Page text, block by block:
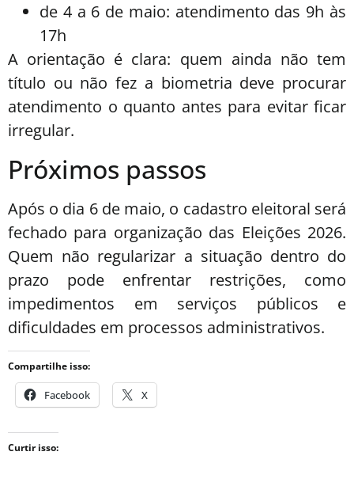
de 4 a 6 de maio: atendimento das 9h às
17h
A orientação é clara: quem ainda não tem
título ou não fez a biometria deve procurar
atendimento o quanto antes para evitar ficar
irregular.
Próximos passos
Após o dia 6 de maio, o cadastro eleitoral será
fechado para organização das Eleições 2026.
Quem não regularizar a situação dentro do
prazo pode enfrentar restrições, como
impedimentos em serviços públicos e
dificuldades em processos administrativos.
Compartilhe isso:
Facebook X
Curtir isso: